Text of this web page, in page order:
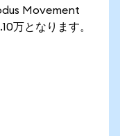
Movement
万となります。